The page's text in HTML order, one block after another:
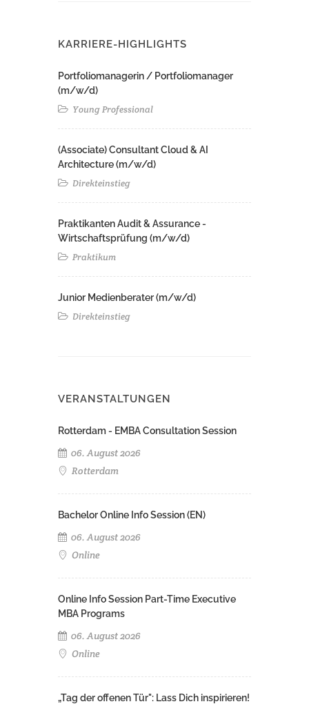
KARRIERE-HIGHLIGHTS
Portfoliomanagerin / Portfoliomanager
(m/w/d)
Young Professional
(Associate) Consultant Cloud & AI
Architecture (m/w/d)​ ​
Direkteinstieg
Praktikanten Audit & Assurance -
Wirtschaftsprüfung (m/w/d)
Praktikum
Junior Medienberater (m/w/d)
Direkteinstieg
VERANSTALTUNGEN
Rotterdam - EMBA Consultation Session
06. August 2026
Rotterdam
Bachelor Online Info Session (EN)
06. August 2026
Online
Online Info Session Part-Time Executive
MBA Programs
06. August 2026
Online
„Tag der offenen Tür": Lass Dich inspirieren!